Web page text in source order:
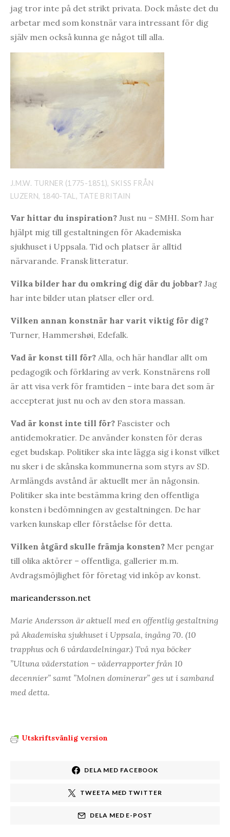
jag tror inte på det strikt privata. Dock måste det du
arbetar med som konstnär vara intressant för dig
själv men också kunna ge något till alla.
J.M.W. TURNER (1775-1851), SKISS FRÅN
LUZERN, 1840-TAL, TATE BRITAIN
Var hittar du inspiration? Just nu – SMHI. Som har
hjälpt mig till gestaltningen för Akademiska
sjukhuset i Uppsala. Tid och platser är alltid
närvarande. Fransk litteratur.
Vilka bilder har du omkring dig där du jobbar? Jag
har inte bilder utan platser eller ord.
Vilken annan konstnär har varit viktig för dig?
Turner, Hammershøi, Edefalk.
Vad är konst till för? Alla, och här handlar allt om
pedagogik och förklaring av verk. Konstnärens roll
är att visa verk för framtiden – inte bara det som är
accepterat just nu och av den stora massan.
Vad är konst inte till för? Fascister och
antidemokratier. De använder konsten för deras
eget budskap. Politiker ska inte lägga sig i konst vilket
nu sker i de skånska kommunerna som styrs av SD.
Armlängds avstånd är aktuellt mer än någonsin.
Politiker ska inte bestämma kring den offentliga
konsten i bedömningen av gestaltningen. De har
varken kunskap eller förståelse för detta.
Vilken åtgärd skulle främja konsten? Mer pengar
till olika aktörer – offentliga, gallerier m.m.
Avdragsmöjlighet för företag vid inköp av konst.
marieandersson.net
Marie Andersson är aktuell med en offentlig gestaltning
på Akademiska sjukhuset i Uppsala, ingång 70. (10
trapphus och 6 vårdavdelningar.) Två nya böcker
”Ultuna väderstation – väderrapporter från 10
decennier” samt ”Molnen dominerar” ges ut i samband
med detta.
Utskriftsvänlig version
DELA MED FACEBOOK
TWEETA MED TWITTER
DELA MED E-POST